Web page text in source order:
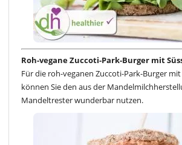
Roh-vegane Zuccoti-Park-Burger mit
Für die roh-veganen Zuccoti-Park-Burger
können Sie den aus der
Mandeltrester wunderbar nutzen.